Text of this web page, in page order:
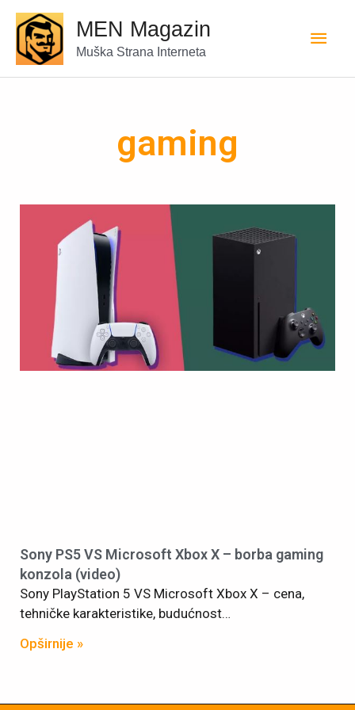
MEN Magazin
Muška Strana Interneta
gaming
Sony PS5 VS Microsoft Xbox X – borba gaming
konzola (video)
Sony PlayStation 5 VS Microsoft Xbox X – cena,
tehničke karakteristike, budućnost…
Opširnije »